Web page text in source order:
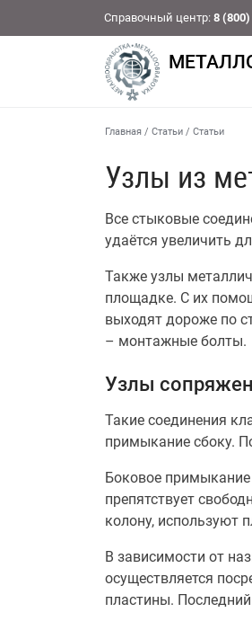
Справочный центр: 8
Главная / Статьи / Статьи
Узлы из
Все стыковые
удаётся увеличить
Также узлы
площадке. С их
выходят дороже по
– монтажные болты.
Узлы
Такие соединения
примыкание сбоку.
Боковое
препятствует
колону, используют
В зависимости от
осуществляется
пластины.